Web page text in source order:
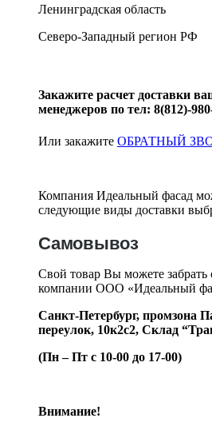
Ленинградская область
Северо-Западный регион РФ
Закажите расчет доставки
менеджеров по тел: 8(812)-
Или закажите ОБРАТНЫЙ
Компания Идеальный фасад
следующие виды доставки
Самовывоз
Свой товар Вы можете забрать
компании ООО «Идеальный
Санкт-Петербург, промзона
переулок, 10к2с2, Склад
(Пн – Пт с 10-00 до 17-00)
Внимание!